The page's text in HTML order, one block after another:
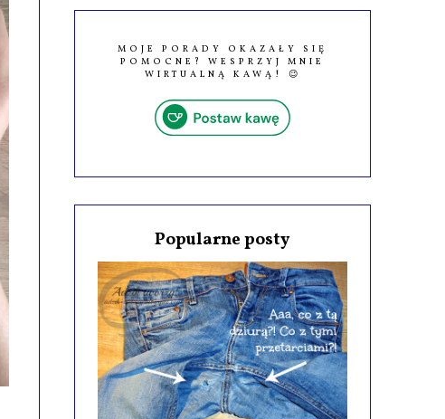
MOJE PORADY OKAZAŁY SIĘ
POMOCNE? WESPRZYJ MNIE
WIRTUALNĄ KAWĄ! 😉
Popularne posty